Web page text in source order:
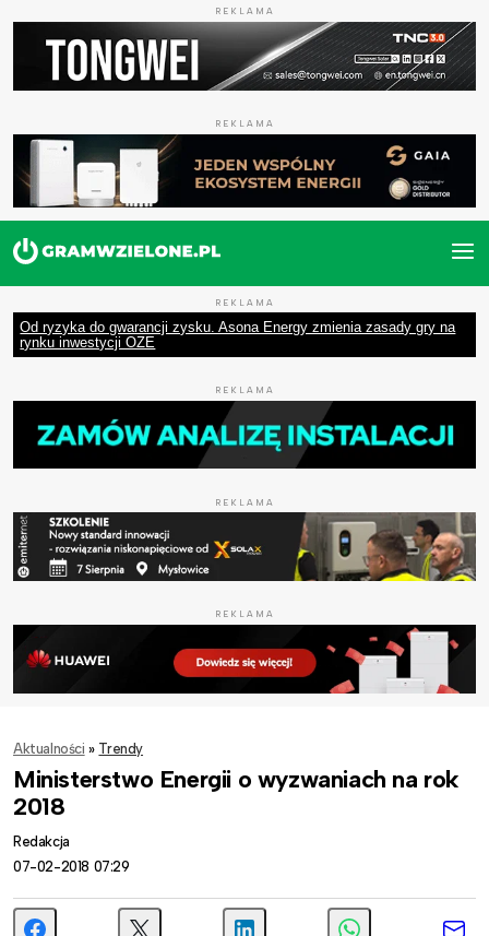
REKLAMA
REKLAMA
REKLAMA
Od ryzyka do gwarancji zysku. Asona Energy zmienia zasady gry na
rynku inwestycji OZE
REKLAMA
REKLAMA
REKLAMA
Aktualności » Trendy
Ministerstwo Energii o wyzwaniach na rok
2018
Redakcja
07-02-2018 07:29